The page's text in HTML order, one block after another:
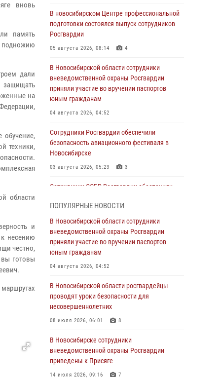
вновь
память
подножию
дали
защищать
на
обучение,
техники,
области
и
несению
честно,
готовы
В новосибирском Центре профессиональной
подготовки состоялся выпуск сотрудников
Росгвардии
05 августа 2026, 08:14 4
В Новосибирской области сотрудники
вневедомственной охраны Росгвардии
приняли участие во вручении паспортов
юным гражданам
04 августа 2026, 04:52
Сотрудники Росгвардии обеспечили
безопасность авиационного фестиваля в
Новосибирске
03 августа 2026, 05:23 3
Сотрудники СОБР Росгвардии обеспечили
обысков в рамках расследования серии
мошенничеств
31 июля 2026, 07:52
В Новосибирском военном институте
30 июля 2026, 08:11 8
При силовой поддержке бойцов ОМОН и
СОБР Росгвардии пресечена деятельность
сфере страхования
29 июля 2026, 05:19
В Новосибирске сотрудниками
ПОПУЛЯРНЫЕ НОВОСТИ
В Новосибирской области сотрудники
вневедомственной охраны Росгвардии
приняли участие во вручении паспортов
юным гражданам
04 августа 2026, 04:52
В Новосибирской области росгвардейцы
проводят уроки безопасности для
несовершеннолетних
08 июля 2026, 06:01 8
В Новосибирске сотрудники
вневедомственной охраны Росгвардии
приведены к Присяге
14 июля 2026, 09:16 7